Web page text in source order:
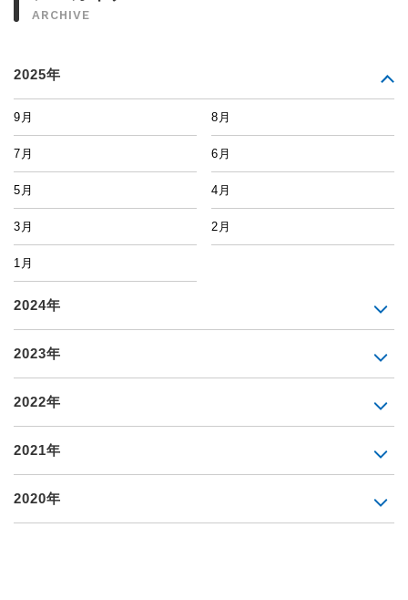
ARCHIVE
2025年
9月 8月
7月 6月
5月 4月
3月 2月
1月
2024年
2023年
2022年
2021年
2020年